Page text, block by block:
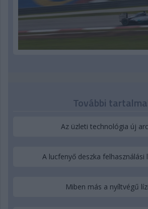
További
Az üzleti technológia új
A lucfenyő deszka felhasználási
Miben más a nyíltvégű